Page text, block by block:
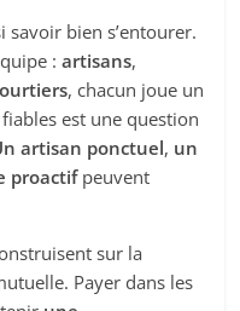
savoir bien s’entourer.
:artisans,
, chacun joue un
est une question
artisan ponctuel, un
proactifpeuvent
sur la
Payer dans les